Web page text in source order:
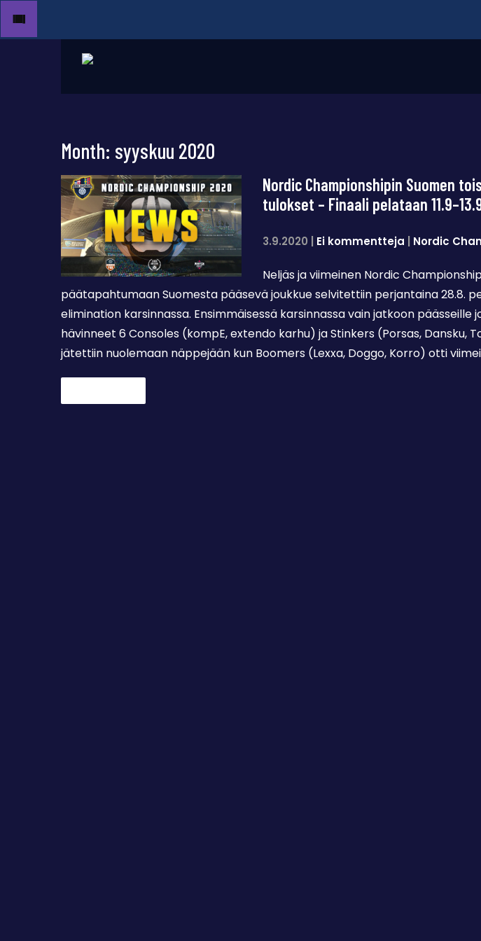
Month: syyskuu 2020
Nordic Championshipin Suomen
tulokset – Finaali pelataan
3.9.2020 Ei kommentteja Nordic
Neljäs ja viimeinen Nordic
päätapahtumaan Suomesta pääsevä joukkue selvitettiin perjantaina 28.8.
elimination karsinnassa. Ensimmäisessä karsinnassa vain jatkoon päässeille
hävinneet 6 Consoles (kompE, extendo karhu) ja Stinkers (Porsas, Dansku,
jätettiin nuolemaan näppejään kun Boomers (Lexxa, Doggo, Korro) otti